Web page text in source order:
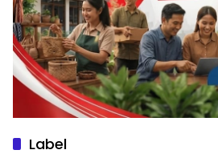
Label